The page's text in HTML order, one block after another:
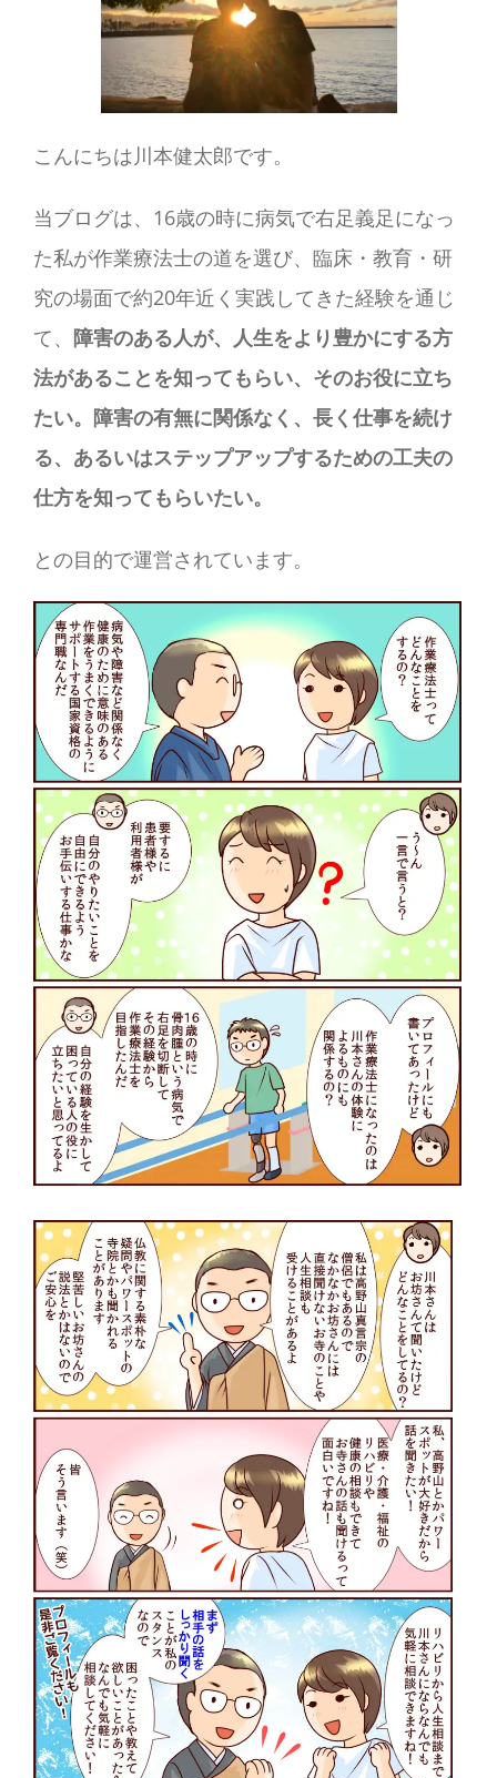
こんにちは川本健太郎です。
当ブログは、16歳の時に病気で右足義足になっ
た私が作業療法士の道を選び、臨床・教育・研
究の場面で約20年近く実践してきた経験を通じ
て、 障害のある人が、人生をより豊かにする方
法があることを知ってもらい、そのお役に立ち
たい。障害の有無に関係なく、長く仕事を続け
る、あるいはステップアップするための工夫の
仕方を知ってもらいたい。
との目的で運営されています。